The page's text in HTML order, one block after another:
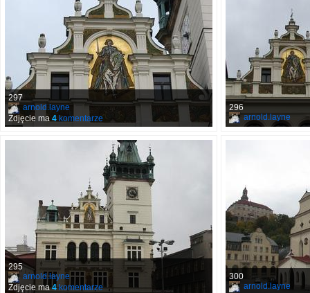
297
arnold.layne
Zdjęcie ma 4 komentarze
296
arnold.layne
295
arnold.layne
Zdjęcie ma4komentarze
300
arnold.layne